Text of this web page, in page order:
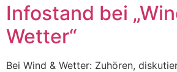
Infostand bei
Wetter“
Bei Wind & Wetter: Zuhören,